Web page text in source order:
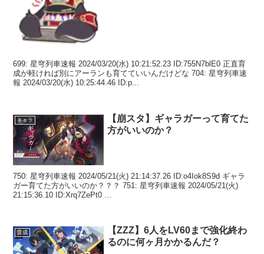
699: 星穹列車速報 2024/03/20(水) 10:21:52.23 ID:755N7blE0 正直育
成が軽ければ別にアーランも育てていいんだけどな 704: 星穹列車速
報 2024/03/20(水) 10:25:44.46 ID:p...
キャラ
【崩スタ】ギャラガーって育てた
方がいいのか？
750: 星穹列車速報 2024/05/21(火) 21:14:37.26 ID:o4Iok8S9d ギャラ
ガー育てた方がいいのか？？？ 751: 星穹列車速報 2024/05/21(火)
21:15:36.10 ID:Xrq7ZePt0 ...
育成
【ZZZ】6人をLV60まで強化終わ
るのに何ヶ月かかるんだ？